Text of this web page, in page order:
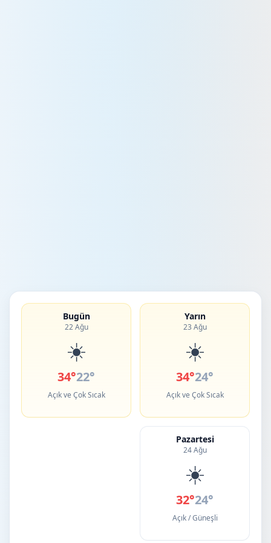
Bugün
22 Ağu
☀️
34°22°
Açık ve Çok Sıcak
Yarın
23 Ağu
☀️
34°24°
Açık ve Çok Sıcak
Pazartesi
24 Ağu
☀️
32°24°
Açık / Güneşli